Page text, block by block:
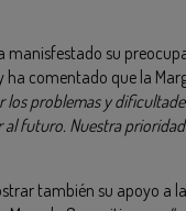
manisfestado su
comentado que la
problemas y
futuro. Nuestra
también su apoyo a